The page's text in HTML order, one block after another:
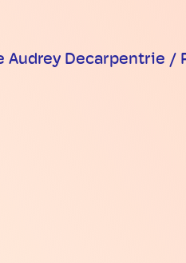
Audrey Decarpentrie /